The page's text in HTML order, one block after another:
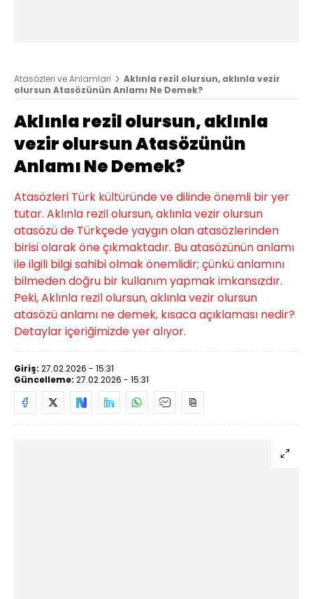
Atasözleri ve Anlamlari
Aklınla rezil olursun, aklınla vezir
olursun Atasözünün Anlamı Ne Demek?
Aklınla rezil olursun, aklınla
vezir olursun Atasözünün
Anlamı Ne Demek?
Atasözleri Türk kültüründe ve dilinde önemli bir yer
tutar. Aklınla rezil olursun, aklınla vezir olursun
atasözü de Türkçede yaygın olan atasözlerinden
birisi olarak öne çıkmaktadır. Bu atasözünün anlamı
ile ilgili bilgi sahibi olmak önemlidir; çünkü anlamını
bilmeden doğru bir kullanım yapmak imkansızdır.
Peki, Aklınla rezil olursun, aklınla vezir olursun
atasözü anlamı ne demek, kısaca açıklaması nedir?
Detaylar içeriğimizde yer alıyor.
Giriş: 27.02.2026 - 15:31
Güncelleme: 27.02.2026 - 15:31